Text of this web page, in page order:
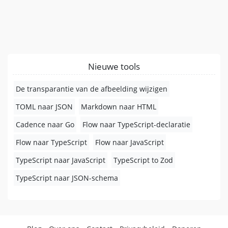
Nieuwe tools
De transparantie van de afbeelding wijzigen
TOML naar JSON
Markdown naar HTML
Cadence naar Go
Flow naar TypeScript-declaratie
Flow naar TypeScript
Flow naar JavaScript
TypeScript naar JavaScript
TypeScript to Zod
TypeScript naar JSON-schema